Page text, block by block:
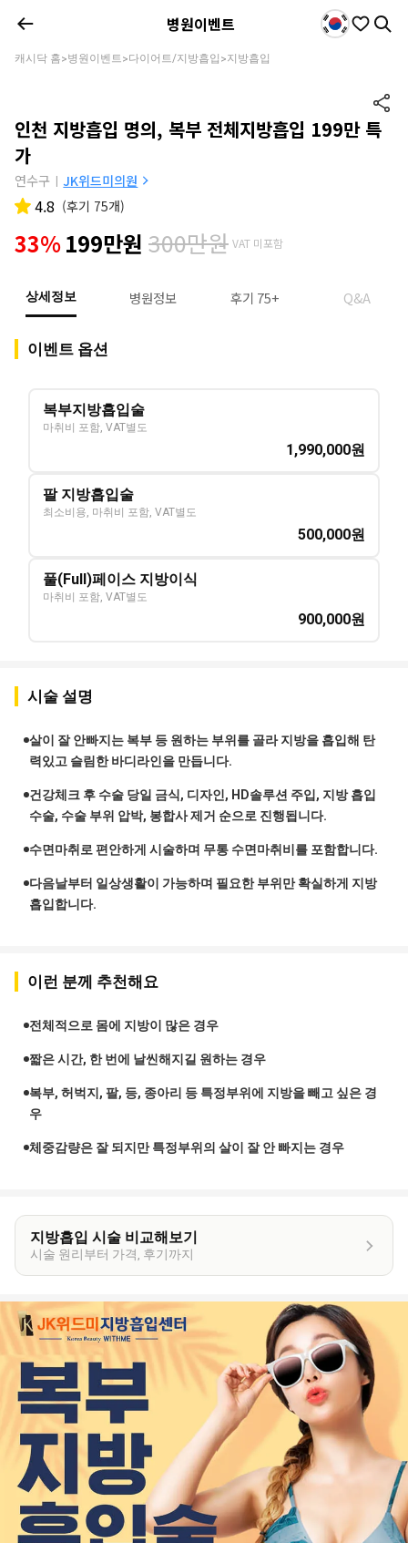
병원이벤트
캐시닥 홈>병원이벤트>다이어트/지방흡입 >지방흡입
인천 지방흡입 명의, 복부 전체지방흡입 199만 특
가
연수구 | JK위드미의원
4.8 (후기 75개)
33%199만원 300만원 VAT 미포함
상세정보 병원정보 후기 75+ Q&A
이벤트 옵션
복부지방흡입술
마취비 포함, VAT별도
1,990,000원
팔 지방흡입술
최소비용, 마취비 포함, VAT별도
500,000원
풀(Full)페이스 지방이식
마취비 포함, VAT별도
900,000원
시술 설명
살이 잘 안빠지는 복부 등 원하는 부위를 골라 지방을 흡입해 탄
력있고 슬림한 바디라인을 만듭니다.
건강체크 후 수술 당일 금식, 디자인, HD솔루션 주입, 지방 흡입
수술, 수술 부위 압박, 봉합사 제거 순으로 진행됩니다.
수면마취로 편안하게 시술하며 무통 수면마취비를 포함합니다.
다음날부터 일상생활이 가능하며 필요한 부위만 확실하게 지방
흡입합니다.
이런 분께 추천해요
전체적으로 몸에 지방이 많은 경우
짧은 시간, 한 번에 날씬해지길 원하는 경우
복부, 허벅지, 팔, 등, 종아리 등 특정부위에 지방을 빼고 싶은 경
우
체중감량은 잘 되지만 특정부위의 살이 잘 안 빠지는 경우
지방흡입 시술 비교해보기
시술 원리부터 가격, 후기까지
이
벤
상
세
정
보